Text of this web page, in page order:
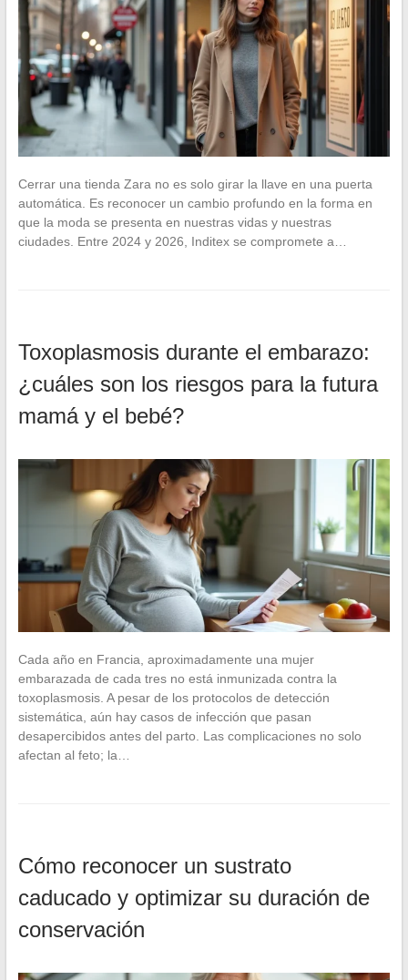
Cerrar una tienda Zara no es solo girar la llave en una puerta
automática. Es reconocer un cambio profundo en la forma en
que la moda se presenta en nuestras vidas y nuestras
ciudades. Entre 2024 y 2026, Inditex se compromete a…
Toxoplasmosis durante el embarazo:
¿cuáles son los riesgos para la futura
mamá y el bebé?
Cada año en Francia, aproximadamente una mujer
embarazada de cada tres no está inmunizada contra la
toxoplasmosis. A pesar de los protocolos de detección
sistemática, aún hay casos de infección que pasan
desapercibidos antes del parto. Las complicaciones no solo
afectan al feto; la…
Cómo reconocer un sustrato
caducado y optimizar su duración de
conservación